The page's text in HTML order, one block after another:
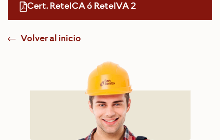
Cert. ReteICA ó ReteIVA 2
Volver al inicio